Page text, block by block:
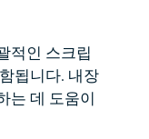
적인 스크립
됩니다. 내장
는 데 도움이